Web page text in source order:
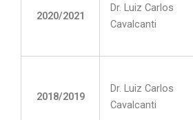
2020/2021
Dr. Luiz Carlos
Cavalcanti
2018/2019
Dr. Luiz Carlos
Cavalcanti